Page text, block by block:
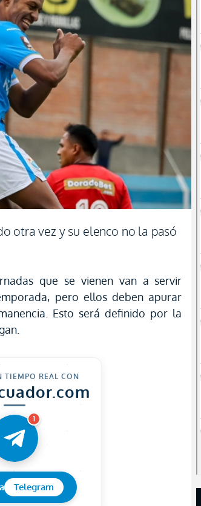
otra vez y su elenco no la pasó
que se vienen van a servir
pero ellos deben apurar
Esto será definido por la
TIEMPO REAL CON
1
Telegram